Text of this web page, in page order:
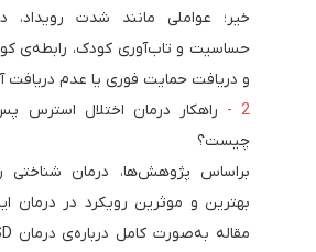
خیر؛ عواملی مانند شدت رویداد،
حساسیت و تاب‌آوری کودک، رابطه‌ی
و دریافت حمایت فوری یا عدم دریافت
راهکار درمان اختلال استرس
چیست؟
براساس پژوهش‌ها، درمان شناختی
بهترین و موثرین رویکرد در درمان